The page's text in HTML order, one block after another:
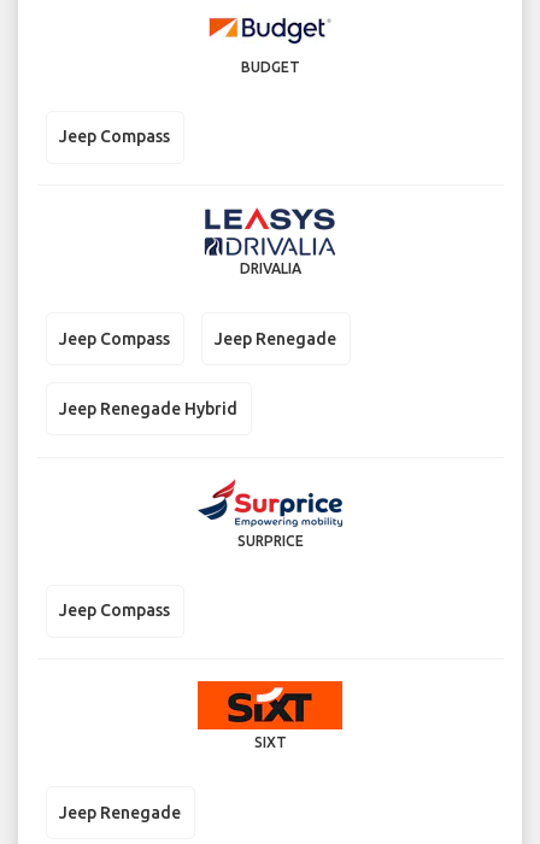
BUDGET
Jeep Compass
DRIVALIA
Jeep Compass Jeep Renegade
Jeep Renegade Hybrid
SURPRICE
Jeep Compass
SIXT
Jeep Renegade